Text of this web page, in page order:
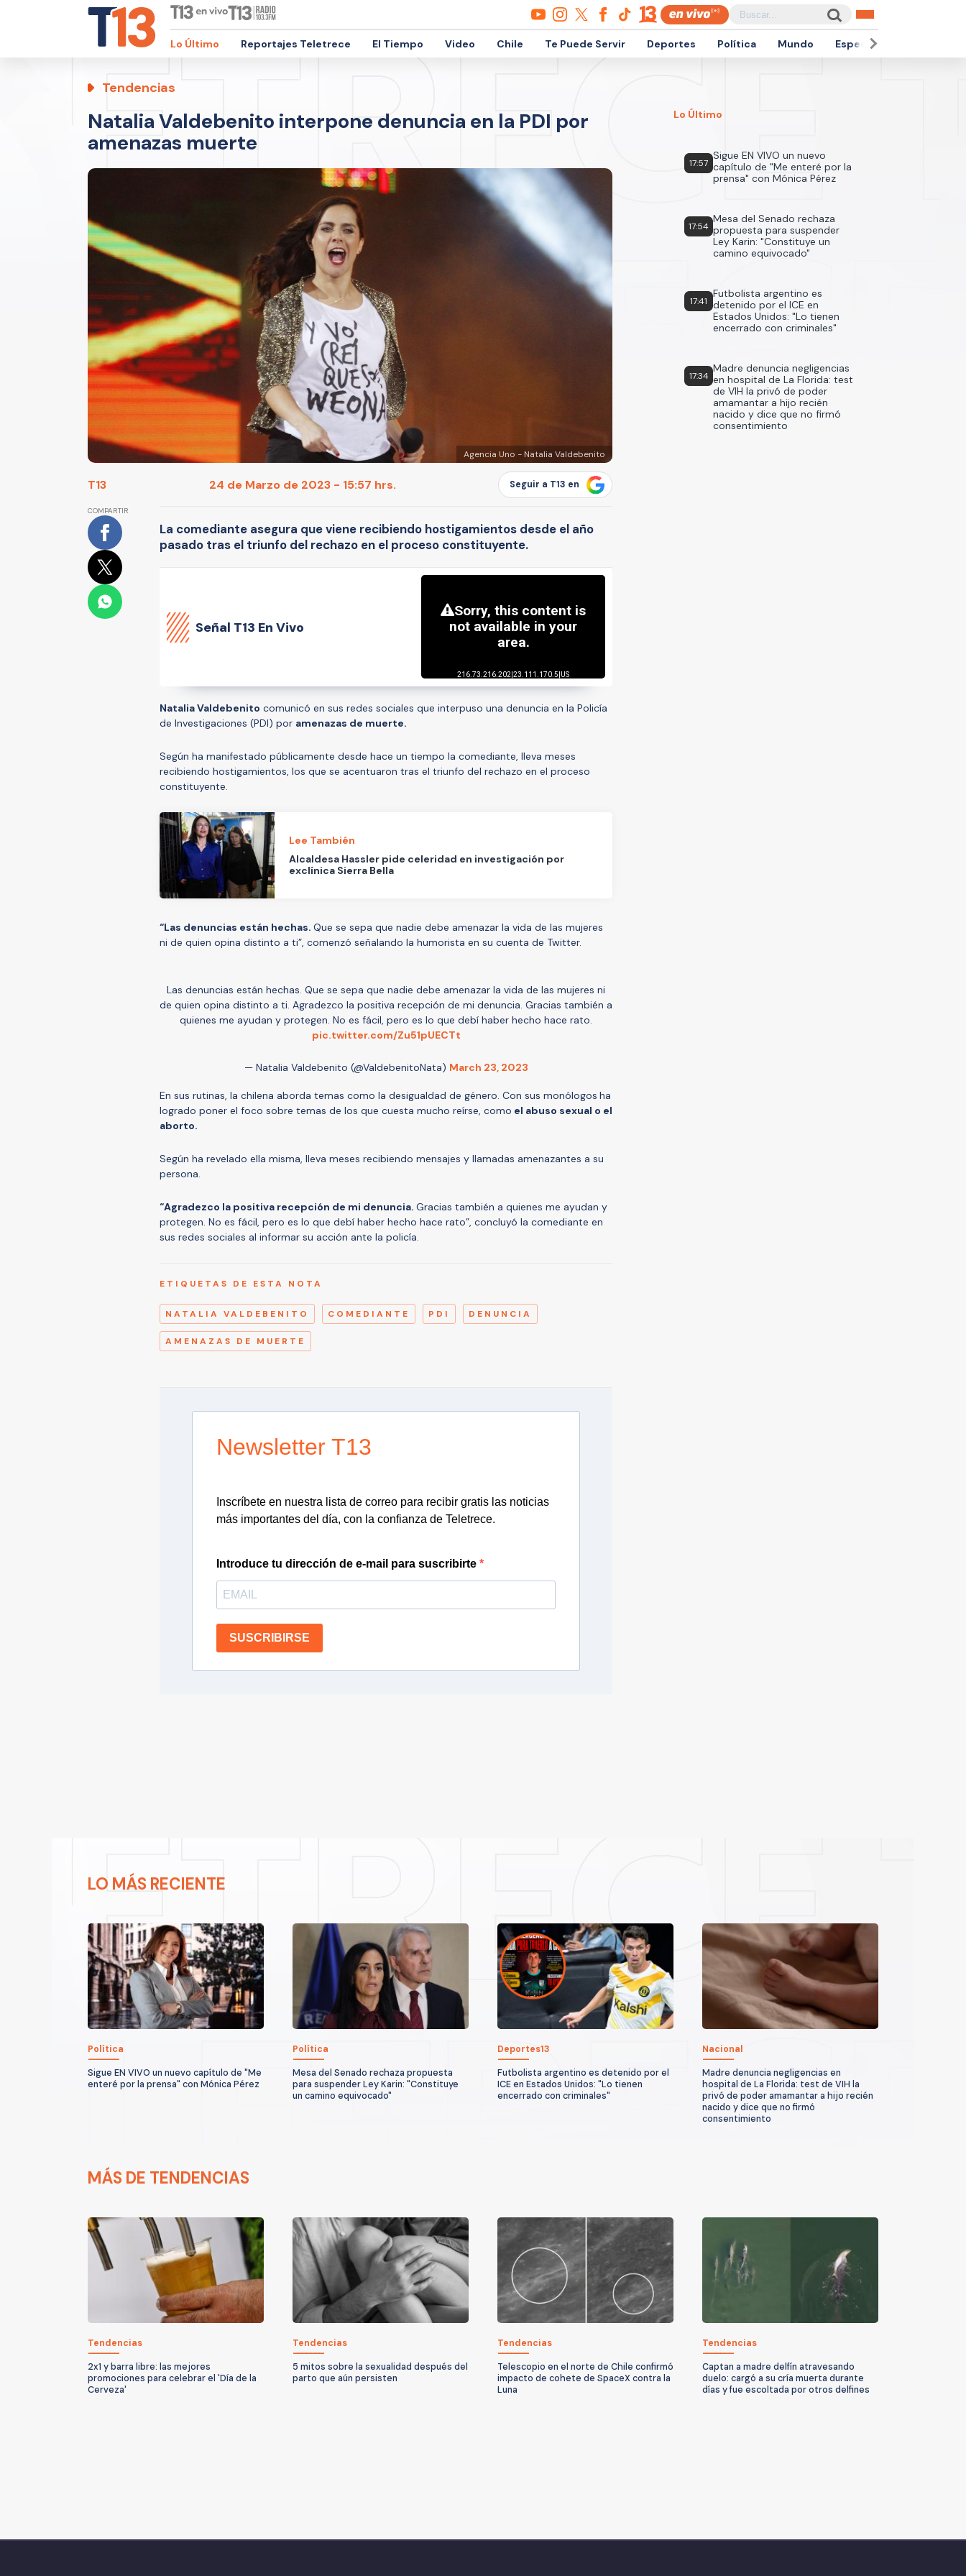
Lo Último Reportajes Teletrece El Tiempo Video Chile Te Puede Servir Deportes Política Mundo Espectáculos
Tendencias
Natalia Valdebenito interpone denuncia en la PDI por
amenazas muerte
Agencia Uno - Natalia Valdebenito
T13 24 de Marzo de 2023 - 15:57 hrs. Seguir a T13 en
COMPARTIR
La comediante asegura que viene recibiendo hostigamientos desde el año
pasado tras el triunfo del rechazo en el proceso constituyente.
Señal T13 En Vivo
Natalia Valdebenito comunicó en sus redes sociales que interpuso una denuncia en la Policía
de Investigaciones (PDI) por amenazas de muerte.
Según ha manifestado públicamente desde hace un tiempo la comediante, lleva meses
recibiendo hostigamientos, los que se acentuaron tras el triunfo del rechazo en el proceso
constituyente.
Lee También
Alcaldesa Hassler pide celeridad en investigación por
exclínica Sierra Bella
“Las denuncias están hechas. Que se sepa que nadie debe amenazar la vida de las mujeres
ni de quien opina distinto a ti”, comenzó señalando la humorista en su cuenta de Twitter.
Las denuncias están hechas. Que se sepa que nadie debe amenazar la vida de las mujeres ni
de quien opina distinto a ti. Agradezco la positiva recepción de mi denuncia. Gracias también a
quienes me ayudan y protegen. No es fácil, pero es lo que debí haber hecho hace rato.
pic.twitter.com/Zu51pUECTt
— Natalia Valdebenito (@ValdebenitoNata) March 23, 2023
En sus rutinas, la chilena aborda temas como la desigualdad de género. Con sus monólogos ha
logrado poner el foco sobre temas de los que cuesta mucho reírse, como el abuso sexual o el
aborto.
Según ha revelado ella misma, lleva meses recibiendo mensajes y llamadas amenazantes a su
persona.
“Agradezco la positiva recepción de mi denuncia. Gracias también a quienes me ayudan y
protegen. No es fácil, pero es lo que debí haber hecho hace rato”, concluyó la comediante en
sus redes sociales al informar su acción ante la policía.
ETIQUETAS DE ESTA NOTA
NATALIA VALDEBENITO COMEDIANTE PDI DENUNCIA
AMENAZAS DE MUERTE
Newsletter T13
Inscríbete en nuestra lista de correo para recibir gratis las noticias
más importantes del día, con la confianza de Teletrece.
Introduce tu dirección de e-mail para suscribirte
SUSCRIBIRSE
Lo Último
17:57
Sigue EN VIVO un nuevo
capítulo de "Me enteré por la
prensa" con Mónica Pérez
17:54
Mesa del Senado rechaza
propuesta para suspender
Ley Karin: "Constituye un
camino equivocado"
17:41
Futbolista argentino es
detenido por el ICE en
Estados Unidos: "Lo tienen
encerrado con criminales"
17:34
Madre denuncia negligencias
en hospital de La Florida: test
de VIH la privó de poder
amamantar a hijo recién
nacido y dice que no firmó
consentimiento
LO MÁS RECIENTE
Política
Sigue EN VIVO un nuevo capítulo de "Me
enteré por la prensa" con Mónica Pérez
Política
Mesa del Senado rechaza propuesta
para suspender Ley Karin: "Constituye
un camino equivocado"
Deportes13
Futbolista argentino es detenido por el
ICE en Estados Unidos: "Lo tienen
encerrado con criminales"
Nacional
Madre denuncia negligencias en
hospital de La Florida: test de VIH la
privó de poder amamantar a hijo recién
nacido y dice que no firmó
consentimiento
MÁS DE TENDENCIAS
Tendencias
2x1 y barra libre: las mejores
promociones para celebrar el 'Día de la
Cerveza'
Tendencias
5 mitos sobre la sexualidad después del
parto que aún persisten
Tendencias
Telescopio en el norte de Chile confirmó
impacto de cohete de SpaceX contra la
Luna
Tendencias
Captan a madre delfín atravesando
duelo: cargó a su cría muerta durante
días y fue escoltada por otros delfines